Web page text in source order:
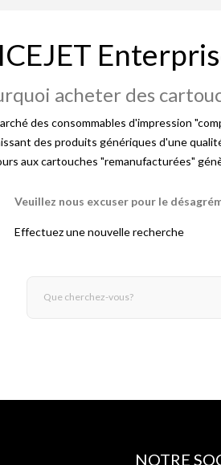
acheter des
des consommables d'impression
des produits génériques d'une
aux cartouches "remanufacturées"
Veuillez nous excuser pour le
Effectuez une nouvelle recherche
NOTRE